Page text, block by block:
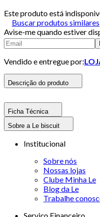
Este produto está
Buscar produtos similares
Avise-me quando estiver
Vendido e entregue por:
Descrição do produto
Ficha Técnica
Sobre a Le biscuit
Institucional
Sobre nós
Nossas lojas
Clube Minha Le
Blog da Le
Trabalhe